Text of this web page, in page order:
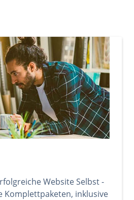
Website Selbst -
Komplettpaketen, inklusive